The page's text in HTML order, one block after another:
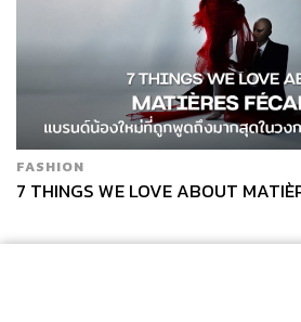
FASHION
7 THINGS WE LOVE ABOUT